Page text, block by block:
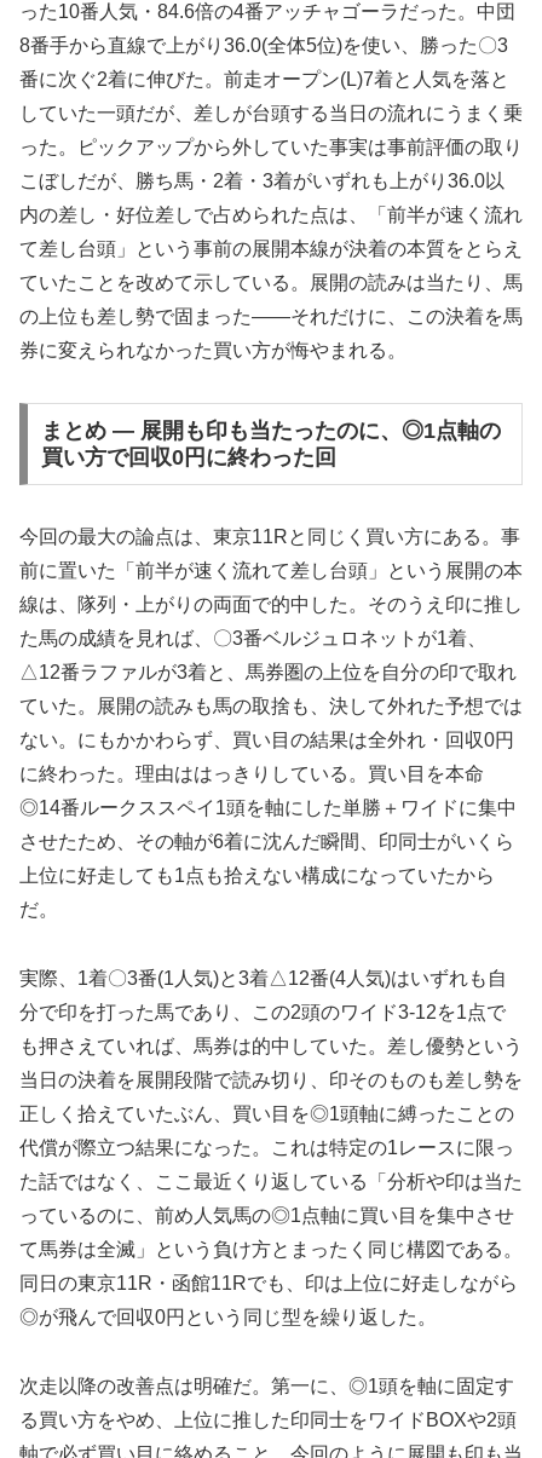
った10番人気・84.6倍の4番アッチャゴーラだった。中団
8番手から直線で上がり36.0(全体5位)を使い、勝った〇3
番に次ぐ2着に伸びた。前走オープン(L)7着と人気を落と
していた一頭だが、差しが台頭する当日の流れにうまく乗
った。ピックアップから外していた事実は事前評価の取り
こぼしだが、勝ち馬・2着・3着がいずれも上がり36.0以
内の差し・好位差しで占められた点は、「前半が速く流れ
て差し台頭」という事前の展開本線が決着の本質をとらえ
ていたことを改めて示している。展開の読みは当たり、馬
の上位も差し勢で固まった――それだけに、この決着を馬
券に変えられなかった買い方が悔やまれる。
まとめ ― 展開も印も当たったのに、◎1点軸の
買い方で回収0円に終わった回
今回の最大の論点は、東京11Rと同じく買い方にある。事
前に置いた「前半が速く流れて差し台頭」という展開の本
線は、隊列・上がりの両面で的中した。そのうえ印に推し
た馬の成績を見れば、〇3番ベルジュロネットが1着、
△12番ラファルが3着と、馬券圏の上位を自分の印で取れ
ていた。展開の読みも馬の取捨も、決して外れた予想では
ない。にもかかわらず、買い目の結果は全外れ・回収0円
に終わった。理由ははっきりしている。買い目を本命
◎14番ルークススペイ1頭を軸にした単勝＋ワイドに集中
させたため、その軸が6着に沈んだ瞬間、印同士がいくら
上位に好走しても1点も拾えない構成になっていたから
だ。
実際、1着〇3番(1人気)と3着△12番(4人気)はいずれも自
分で印を打った馬であり、この2頭のワイド3-12を1点で
も押さえていれば、馬券は的中していた。差し優勢という
当日の決着を展開段階で読み切り、印そのものも差し勢を
正しく拾えていたぶん、買い目を◎1頭軸に縛ったことの
代償が際立つ結果になった。これは特定の1レースに限っ
た話ではなく、ここ最近くり返している「分析や印は当た
っているのに、前め人気馬の◎1点軸に買い目を集中させ
て馬券は全滅」という負け方とまったく同じ構図である。
同日の東京11R・函館11Rでも、印は上位に好走しながら
◎が飛んで回収0円という同じ型を繰り返した。
次走以降の改善点は明確だ。第一に、◎1頭を軸に固定す
る買い方をやめ、上位に推した印同士をワイドBOXや2頭
軸で必ず買い目に絡めること。今回のように展開も印も当